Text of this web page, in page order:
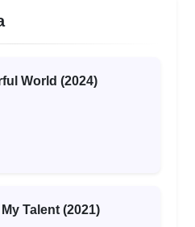
World (2024)
Talent (2021)